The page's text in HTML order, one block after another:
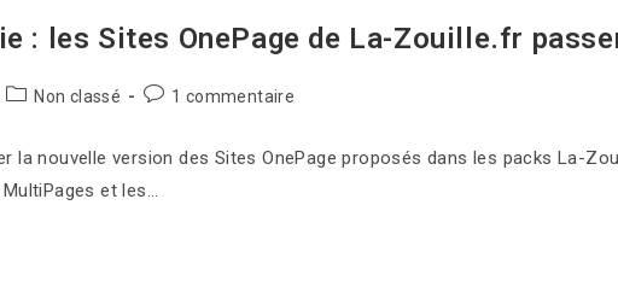
: les Sites OnePage de La-Zouille.fr
Non classé 1 commentaire
la nouvelle version des Sites OnePage proposés dans les packs La-
et les…